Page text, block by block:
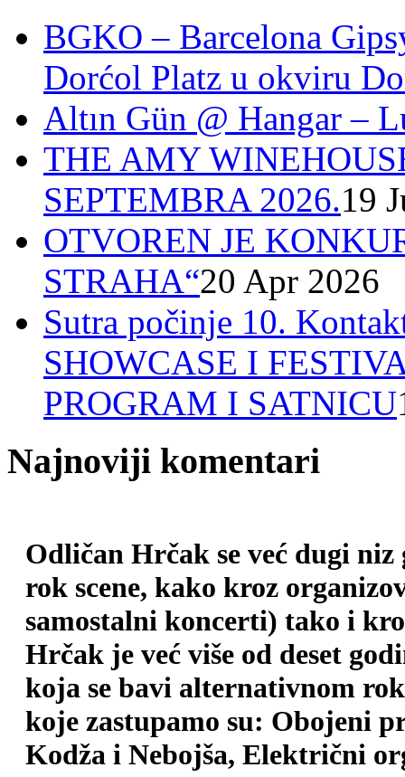
BGKO – Barcelona
Dorćol Platz u okviru
Altın Gün @ Hangar –
THE AMY
SEPTEMBRA 2026.19
OTVOREN JE
STRAHA“20 Apr 2026
Sutra počinje 10.
SHOWCASE I
PROGRAM I SATNICU
Najnoviji komentari
Odličan Hrčak se već dugi
rok scene, kako kroz
samostalni koncerti) tako i
Hrčak je već više od deset
koja se bavi alternativnom
koje zastupamo su: Obojeni
Kodža i Nebojša, Električni